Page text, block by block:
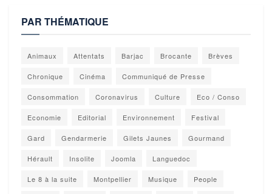
PAR THÉMATIQUE
Animaux Attentats Barjac Brocante Brèves
Chronique Cinéma Communiqué de Presse
Consommation Coronavirus Culture Eco / Conso
Economie Editorial Environnement Festival
Gard Gendarmerie Gilets Jaunes Gourmand
Hérault Insolite Joomla Languedoc
Le 8 à la suite Montpellier Musique People